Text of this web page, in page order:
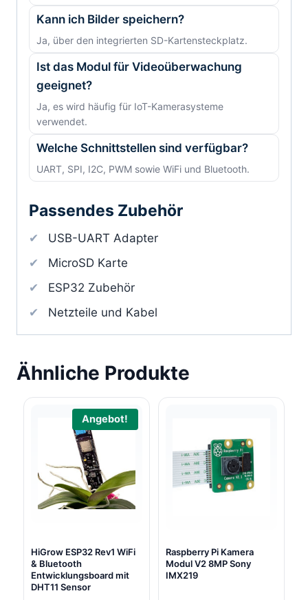
Kann ich Bilder speichern?
Ja, über den integrierten SD-Kartensteckplatz.
Ist das Modul für Videoüberwachung
geeignet?
Ja, es wird häufig für IoT-Kamerasysteme
verwendet.
Welche Schnittstellen sind verfügbar?
UART, SPI, I2C, PWM sowie WiFi und Bluetooth.
Passendes Zubehör
USB-UART Adapter
MicroSD Karte
ESP32 Zubehör
Netzteile und Kabel
Ähnliche Produkte
Angebot!
HiGrow ESP32 Rev1 WiFi
& Bluetooth
Entwicklungsboard mit
DHT11 Sensor
Raspberry Pi Kamera
Modul V2 8MP Sony
IMX219